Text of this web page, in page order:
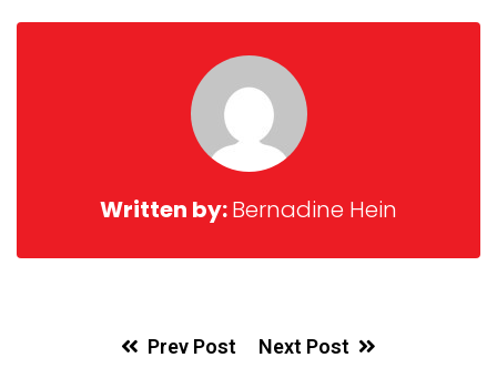
Written by:Bernadine Hein
Prev Post Next Post